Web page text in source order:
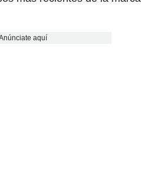
aquí